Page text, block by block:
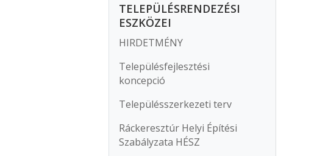
TELEPÜLÉSRENDEZÉSI
ESZKÖZEI
HIRDETMÉNY
Településfejlesztési
koncepció
Településszerkezeti terv
Ráckeresztúr Helyi Építési
Szabályzata HÉSZ